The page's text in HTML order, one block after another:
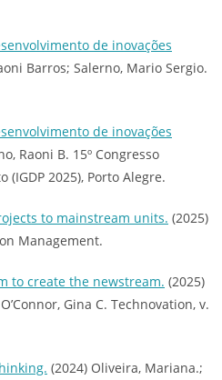
de inovações
Barros; Salerno, Mario Sergio.
de inovações
Raoni B. 15º Congresso
2025), Porto Alegre.
to mainstream units. (2025)
Management.
to create the newstream. (2025)
Gina C. Technovation, v.
(2024) Oliveira, Mariana.;